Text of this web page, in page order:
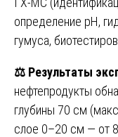
определение pH,
гумуса,
⚖️ Результаты
нефтепродукты
глубины 70 см
слое 0–20 см — от